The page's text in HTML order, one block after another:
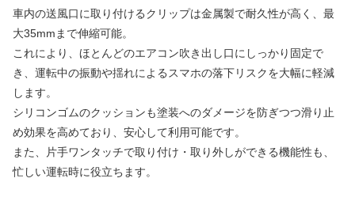
車内の送風口に取り付けるクリップは金属製で耐久性が高く、最
大35mmまで伸縮可能。
これにより、ほとんどのエアコン吹き出し口にしっかり固定で
き、運転中の振動や揺れによるスマホの落下リスクを大幅に軽減
します。
シリコンゴムのクッションも塗装へのダメージを防ぎつつ滑り止
め効果を高めており、安心して利用可能です。
また、片手ワンタッチで取り付け・取り外しができる機能性も、
忙しい運転時に役立ちます。